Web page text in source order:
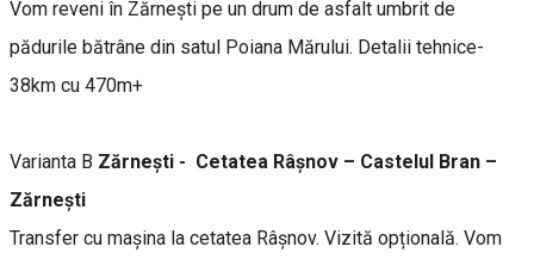
Vom reveni în Zărnești pe un drum de asfalt umbrit de
pădurile bătrâne din satul Poiana Mărului. Detalii tehnice-
38km cu 470m+
Varianta B Zărnești - Cetatea Râșnov – Castelul Bran –
Zărnești
Transfer cu mașina la cetatea Râșnov. Vizită opțională. Vom